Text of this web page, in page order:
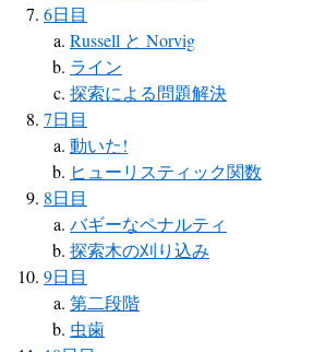
6日目
Russell と Norvig
ライン
探索による問題解決
7日目
動いた!
ヒューリスティック関数
8日目
バギーなペナルティ
探索木の刈り込み
9日目
第二段階
虫歯